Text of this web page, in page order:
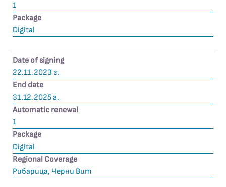
1
Package
Digital
Date of signing
22.11.2023 г.
End date
31.12.2025 г.
Automatic renewal
1
Package
Digital
Regional Coverage
Рибарица, Черни Вит